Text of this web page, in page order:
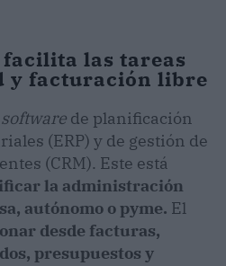
las tareas
y facturación libre
software de planificación
(ERP) y de gestión de
(CRM). Este está
la administración
autónomo o pyme. El
desde facturas,
presupuestos y